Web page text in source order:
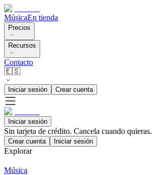
MúsicaEn tienda
Precios
Recursos
Contacto
🇪🇸
Iniciar sesión Crear cuenta
Iniciar sesión
Sin tarjeta de crédito. Cancela cuando quieras.
Crear cuenta Iniciar sesión
Explorar
Música